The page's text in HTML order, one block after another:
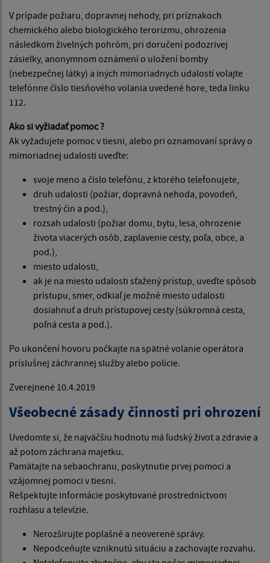
V prípade požiaru, dopravnej nehody, pri príznakoch
chemického alebo biologického terorizmu, ohrozenia
následkom živelných pohrôm, pri doručení podozrivej
zásielky, anonymnom oznámení o uložení bomby
(nebezpečnej látky) a iných mimoriadnych udalostí volajte
telefónne číslo tiesňového volania uvedené hore, teda linku
112.
Ako si vyžiadať pomoc ?
Ak vyžadujete pomoc v tiesni, alebo pri oznamovaní správy o
mimoriadnej udalosti uveďte:
svoje meno a číslo telefónu, z ktorého telefonujete,
druh udalosti (požiar, dopravná nehoda, povodeň,
trestný čin a pod.),
rozsah udalosti (požiar domu, bytu, lesa, ohrozenie
života viacerých osôb, zaplavenie cesty, poľa, obce, a
pod.),
miesto udalosti,
ak je na miesto udalosti sťažený prístup, uveďte spôsob
prístupu, smer, odkiaľ je možné miesto udalosti
dosiahnuť a druh prístupovej cesty (súkromná cesta,
poľná cesta a pod.).
Po ukončení hovoru počkajte na spätné volanie operátora
príslušnej záchrannej služby alebo polície.
Zverejnené 10.4.2019
Všeobecné zásady činnosti pri ohrození
Uvedomte si, že najväčšiu hodnotu má ľudský život a zdravie a
až potom záchrana majetku.
Pamätajte na sebaochranu, poskytnutie prvej pomoci a
vzájomnej pomoci v tiesni.
Rešpektujte informácie poskytované prostredníctvom
rozhlasu a televízie.
Nerozširujte poplašné a neoverené správy.
Nepodceňujte vzniknutú situáciu a zachovajte rozvahu.